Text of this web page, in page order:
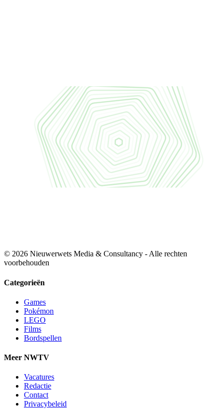
© 2026 Nieuwerwets Media & Consultancy - Alle rechten
voorbehouden
Categorieën
Games
Pokémon
LEGO
Films
Bordspellen
Meer NWTV
Vacatures
Redactie
Contact
Privacybeleid